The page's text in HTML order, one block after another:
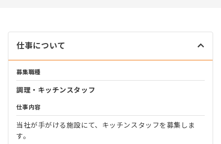
仕事について
募集職種
調理・キッチンスタッフ
仕事内容
当社が手がける施設にて、キッチンスタッフを募集しま
す。